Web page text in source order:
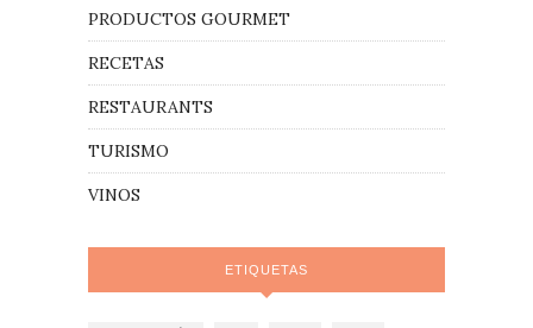
PRODUCTOS GOURMET
RECETAS
RESTAURANTS
TURISMO
VINOS
ETIQUETAS